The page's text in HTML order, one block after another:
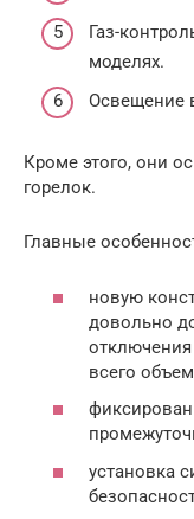
Газ-
моделях.
Освещение
Кроме этого, они
горелок.
Главные
новую
довольно
отключения
всего
установка